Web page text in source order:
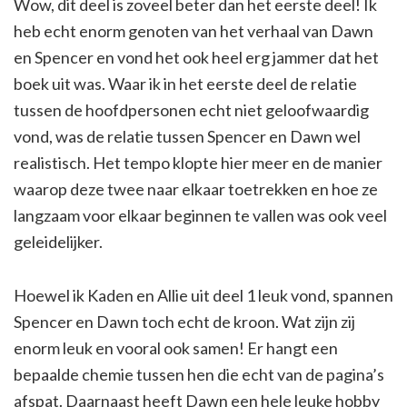
Wow, dit deel is zoveel beter dan het eerste deel! Ik
heb echt enorm genoten van het verhaal van Dawn
en Spencer en vond het ook heel erg jammer dat het
boek uit was. Waar ik in het eerste deel de relatie
tussen de hoofdpersonen echt niet geloofwaardig
vond, was de relatie tussen Spencer en Dawn wel
realistisch. Het tempo klopte hier meer en de manier
waarop deze twee naar elkaar toetrekken en hoe ze
langzaam voor elkaar beginnen te vallen was ook veel
geleidelijker.
Hoewel ik Kaden en Allie uit deel 1 leuk vond, spannen
Spencer en Dawn toch echt de kroon. Wat zijn zij
enorm leuk en vooral ook samen! Er hangt een
bepaalde chemie tussen hen die echt van de pagina’s
afspat. Daarnaast heeft Dawn een hele leuke hobby